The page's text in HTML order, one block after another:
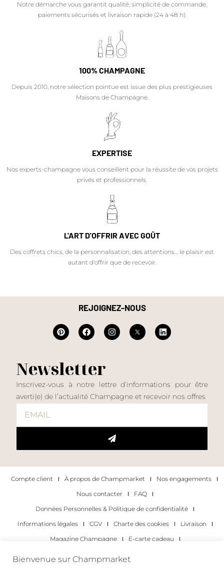
Notre démarche vous garantit qualité, simplicité de commande,
paiements sécurisés et livraison rapide (24 à 48 h).
100% CHAMPAGNE
Depuis 2010, notre sélection pointue est issue des plus prestigieuses
Maisons de Champagne.
EXPERTISE
Nos experts-champagne vous conseillent pour la réussite de vos projets
privés et professionnels.
L'ART D'OFFRIR AVEC GOÛT
Des coffrets chics, de la personnalisation, des attentions… le plaisir est
autant d'offrir que de recevoir.
REJOIGNEZ-NOUS
Newsletter
Inscrivez-vous à notre lettre d’informations pour être
averti(e) de l’actualité Champagne et recevoir nos offres
Compte client À propos de Champmarket
Nos engagements
Nous contacter
FAQ
Données Personnelles & Politique de confidentialité
Informations légales
CGV Charte des cookies
Livraison
Magazine Champagne
E-carte cadeau
Bienvenue sur Champmarket